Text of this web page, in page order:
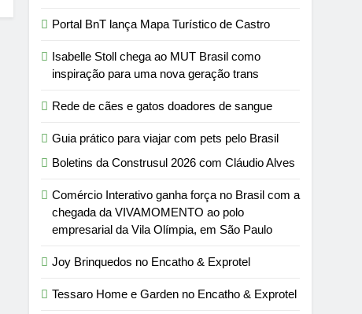
Portal BnT lança Mapa Turístico de Castro
Isabelle Stoll chega ao MUT Brasil como
inspiração para uma nova geração trans
Rede de cães e gatos doadores de sangue
Guia prático para viajar com pets pelo Brasil
Boletins da Construsul 2026 com Cláudio Alves
Comércio Interativo ganha força no Brasil com a
chegada da VIVAMOMENTO ao polo
empresarial da Vila Olímpia, em São Paulo
Joy Brinquedos no Encatho & Exprotel
Tessaro Home e Garden no Encatho & Exprotel